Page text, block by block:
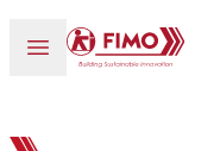
Abrir o cerrar el menú
Volver a la